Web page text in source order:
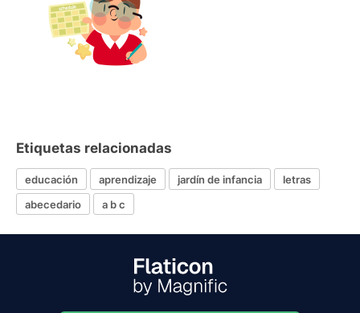
Etiquetas relacionadas
educación aprendizaje jardín de infancia
letras
abecedario
a b c